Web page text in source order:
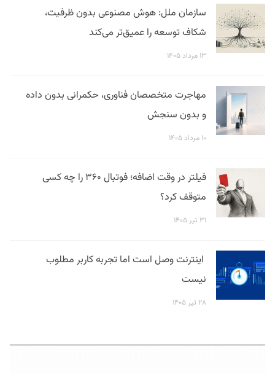
سازمان ملل: هوش مصنوعی بدون ظرفیت،
شکاف توسعه را عمیق‌تر می‌کند
۱۳ مرداد ۱۴۰۵
مهاجرت متخصصان فناوری، حکمرانی بدون داده
و بدون سنجش
۱۰ مرداد ۱۴۰۵
فیلتر در وقت اضافه؛ فوتبال ۳۶۰ را چه کسی
متوقف کرد؟
۳۱ تیر ۱۴۰۵
اینترنت وصل است اما تجربه کاربر مطلوب
نیست
۲۸ تیر ۱۴۰۵